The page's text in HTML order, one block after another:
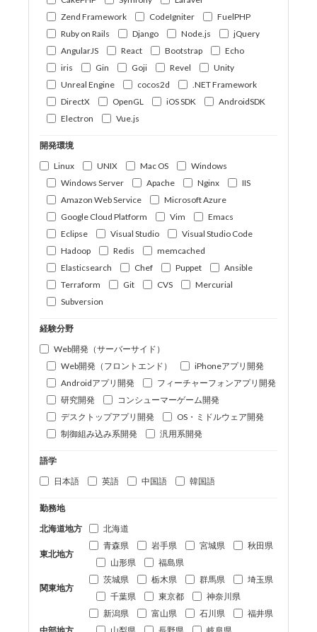
Zend Framework
CodeIgniter
FuelPHP
Ruby on Rails
Django Node.js
jQuery
AngularJS
React Bootstrap
Echo
iris
Gin Goji Revel
Unity
Unreal Engine
cocos2d
.NET Framework
DirectX
OpenGL iOS SDK
AndroidSDK
Electron
Vue.js
開発環境
Linux
UNIX Mac OS
Windows
Windows Server
Apache Nginx
IIS
Amazon Web Service
Microsoft Azure
Google Cloud Platform
Vim
Emacs
Eclipse
Visual Studio
Visual Studio Code
Hadoop
Redis
memcached
Elasticsearch
Chef Puppet
Ansible
Terraform
Git CVS
Mercurial
Subversion
経験分野
Web開発（サーバーサイド）
Web開発（フロントエンド）
iPhoneアプリ開発
Androidアプリ開発
フィーチャーフォンアプリ開発
研究開発
コンシューマーゲーム開発
デスクトップアプリ開発
OS・ミドルウェア開発
制御組み込み系開発
汎用系開発
語学
日本語
英語 中国語 韓国語
勤務地
北海道地方
北海道
東北地方
青森県 岩手県 宮城県
秋田県
山形県
福島県
関東地方
茨城県 栃木県 群馬県
埼玉県
千葉県
東京都 神奈川県
新潟県 富山県 石川県
福井県